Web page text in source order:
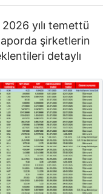
2026 yılı temettü
şirketlerin
detaylı